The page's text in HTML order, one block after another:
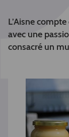
L’Aisne
avec une
consacré un